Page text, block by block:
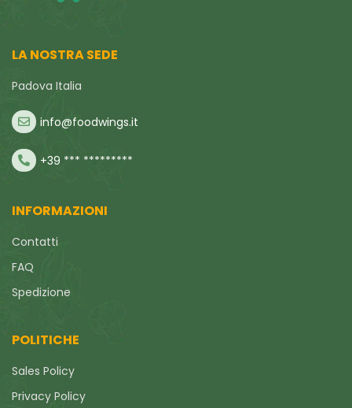
LA NOSTRA SEDE
Padova Italia
info@foodwings.it
+39 *** *********
INFORMAZIONI
Contatti
FAQ
Spedizione
POLITICHE
Sales Policy
Privacy Policy